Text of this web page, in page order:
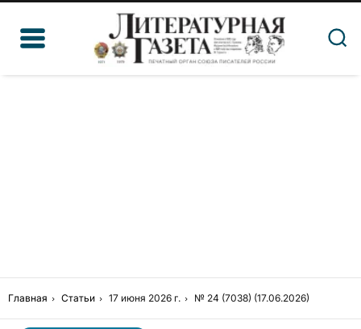
Главная Статьи 17 июня 2026 г. № 24 (7038) (17.06.2026)